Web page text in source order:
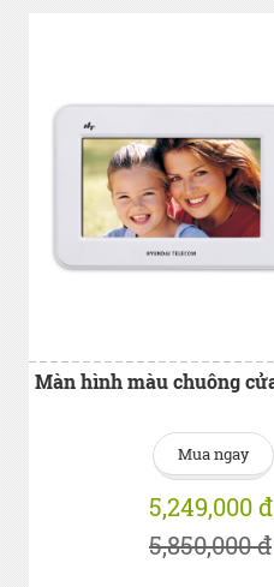
Mua ngay
5,249,000 đ
5,850,000 đ